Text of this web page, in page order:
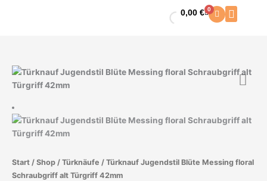
0,00€ 0
Warenkorb
Start / Shop / Türknäufe / Türknauf Jugendstil Blüte Messing floral
Schraubgriff alt Türgriff 42mm